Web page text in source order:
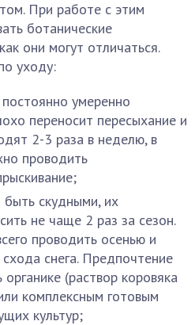
При работе с этим
ботанические
они могут отличаться.
уходу:
умеренно
переносит пересыхание и
2-3 раза в неделю, в
проводить
скудными, их
не чаще 2 раз за сезон.
проводить осенью и
снега. Предпочтение
(раствор коровяка
комплексным готовым
культур;